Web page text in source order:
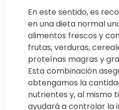
En este sentido, es
en una dieta normal
alimentos frescos y
frutas, verduras,
proteínas magras y
Esta combinación
obtengamos la
nutrientes y, al mismo
ayudará a controlar la